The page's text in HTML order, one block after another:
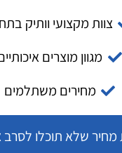
צוות מקצועי וותיק
מגוון מוצרים
מחירים משתלמים
שלא תוכלו לסרב